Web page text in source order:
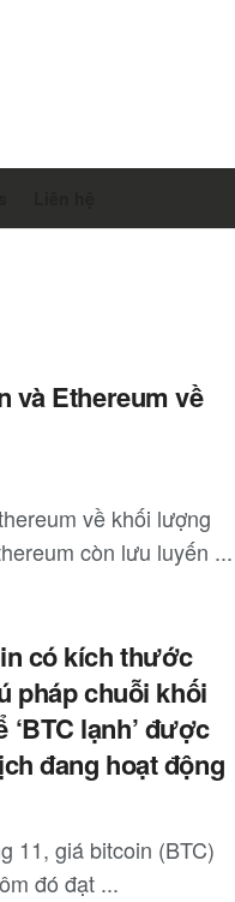
và Ethereum về
về khối lượng
còn lưu luyến ...
có kích thước
pháp chuỗi khối
lạnh’ được
đang hoạt động
11, giá bitcoin (BTC)
đó đạt ...